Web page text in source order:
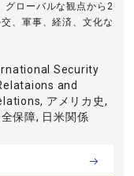
グローバルな観点から2
、軍事、経済、文化な
Security
and
アメリカ史,
保障, 日米関係